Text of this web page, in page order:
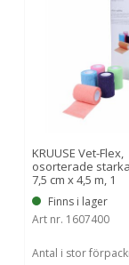
KRUUSE Vet-Flex,
osorterade
7,5 cm x 4,5 m, 1
Finns i lager
Art nr. 1607400
Antal i stor